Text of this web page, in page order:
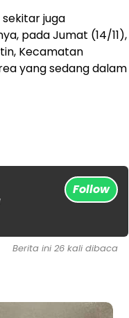
juga
pada Jumat (14/11),
Kecamatan
yang sedang dalam
Follow
Berita ini 26 kali dibaca